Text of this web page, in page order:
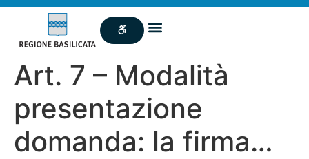
Art. 7 – Modalità
presentazione
domanda: la firma…